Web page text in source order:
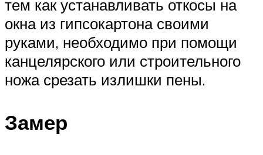
тем как устанавливать откосы на
окна из гипсокартона своими
руками, необходимо при помощи
канцелярского или строительного
ножа срезать излишки пены.
Замер